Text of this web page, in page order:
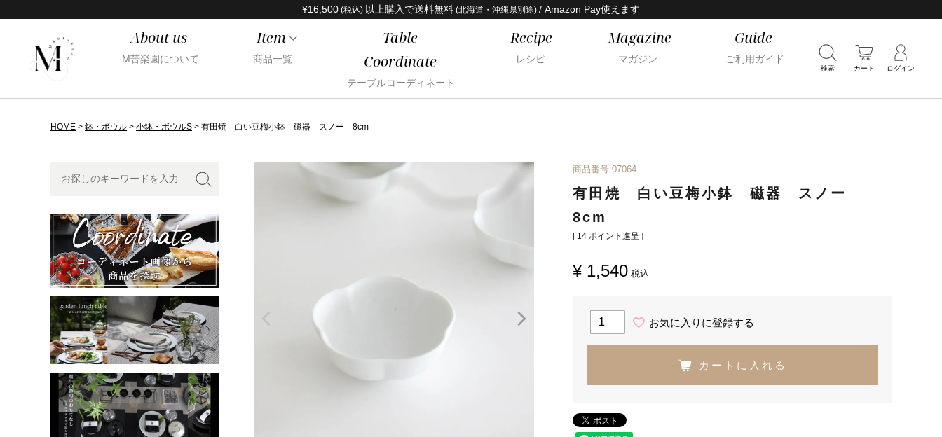
¥16,500 (税込) 以上購入で送料無料 (北海道・沖縄県別途) / Amazon Pay使えます
About us
M苦楽園について
Item
商品一覧
Table
Coordinate
テーブルコーディネート
Recipe
レシピ
Magazine
マガジン
Guide
ご利用ガイド
検索 カート ログイン
HOME 鉢・ボウル 小鉢・ボウルS 有田焼 白い豆梅小鉢 磁器 スノー 8cm
商品番号 07064
有田焼 白い豆梅小鉢 磁器 スノー
8cm
[ 14 ポイント進呈 ]
¥ 1,540 税込
お気に入りに登録する
カートに入れる